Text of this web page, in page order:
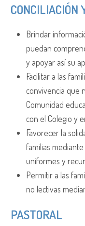
CONCILIACIÓN
Brindar
puedan
y apoyar así su
Facilitar a las
convivencia que
Comunidad
con el Colegio y
Favorecer la
familias
uniformes y
Permitir a las
no lectivas
PASTORAL